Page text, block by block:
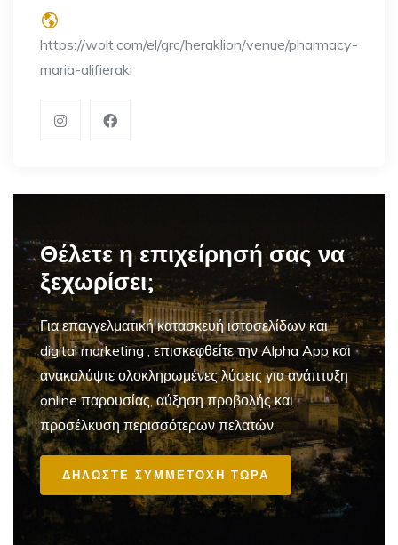
https://wolt.com/el/grc/heraklion/venue/pharmacy-
maria-alifieraki
Θέλετε η επιχείρησή σας να
ξεχωρίσει;
Για επαγγελματικήκατασκευή ιστοσελίδων και
digital marketing, επισκεφθείτε την Alpha App και
ανακαλύψτε ολοκληρωμένες λύσεις για ανάπτυξη
online παρουσίας, αύξηση προβολής και
προσέλκυση περισσότερων πελατών.
ΔΗΛΩΣΤΕ ΣΥΜΜΕΤΟΧΗ ΤΩΡΑ